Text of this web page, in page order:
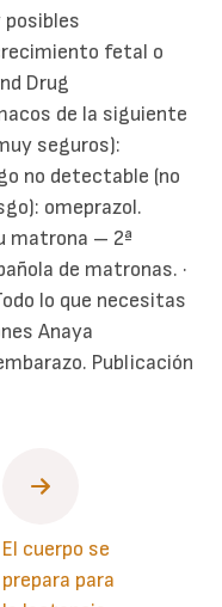
posibles
fetal o
Drug
de la siguiente
seguros):
no detectable (no
omeprazol.
matrona – 2ª
de matronas. ·
lo que necesitas
Anaya
Publicación
El cuerpo se
prepara para